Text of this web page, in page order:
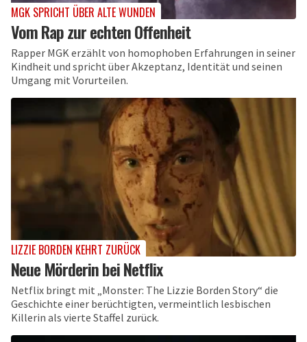
MGK SPRICHT ÜBER ALTE WUNDEN
Vom Rap zur echten Offenheit
Rapper MGK erzählt von homophoben Erfahrungen in seiner
Kindheit und spricht über Akzeptanz, Identität und seinen
Umgang mit Vorurteilen.
LIZZIE BORDEN KEHRT ZURÜCK
Neue Mörderin bei Netflix
Netflix bringt mit „Monster: The Lizzie Borden Story“ die
Geschichte einer berüchtigten, vermeintlich lesbischen
Killerin als vierte Staffel zurück.